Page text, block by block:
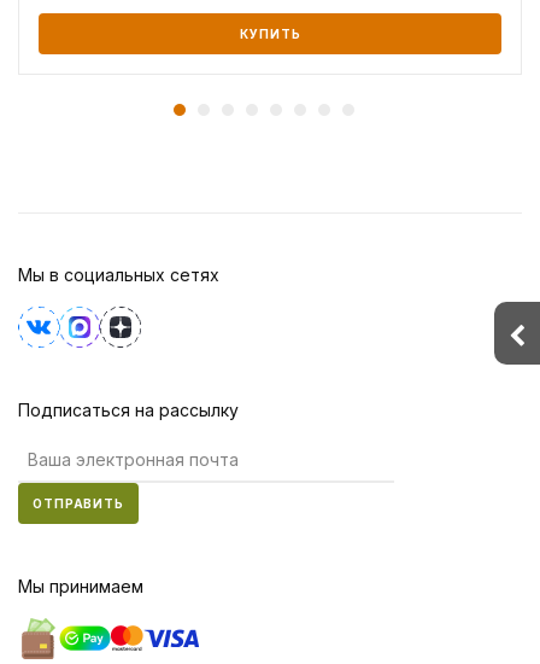
КУПИТЬ
Мы в социальных сетях
Подписаться на рассылку
ОТПРАВИТЬ
Мы принимаем